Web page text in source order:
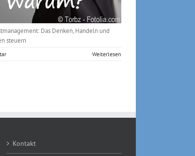
Das Denken, Handeln und
steuern
Weiterlesen
Kontakt